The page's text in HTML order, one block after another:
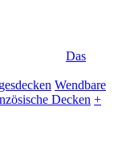
Das
Wendbare
Decken +